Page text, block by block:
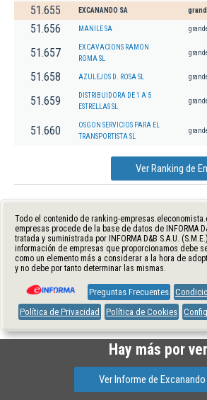
51.655 EXCANANDO SA
51.656 MANILE SA
51.657
EXCAVACIONS RAMON
ROMA SL
51.658 AZULEJOS D. ROSA SL
51.659
DISTRIBUIDORA DE 1 A 5
ESTRELLAS SL
51.660
OSGON SERVICIOS PARA EL
TRANSPORTISTA SL
Ver Ranking de
Todo el contenido de ranking-
empresas procede de la base de datos de INFORMA
tratada y suministrada por INFORMA D&B S.A.U.
información de empresas que proporcionamos debe
como un elemento más a considerar a la hora de
y no debe por tanto determinar las mismas.
Preguntas Frecuentes
Política de Privacidad
Política de Cookies
Hay más por ver
Ver Informe de Excanando